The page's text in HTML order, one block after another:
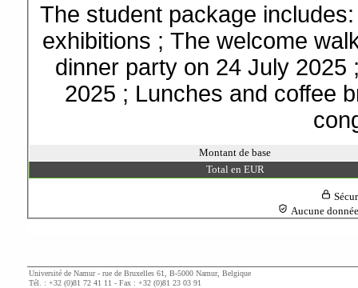
The student package
exhibitions ; The welcome
dinner party on 24 July
2025 ; Lunches and coffee
Montant de base
Total en EUR
Aucune
Université de Namur - rue de Bruxelles 61, B-5000 Namur, Belgique
Tél. : +32 (0)81 72 41 11 - Fax : +32 (0)81 23 03 91